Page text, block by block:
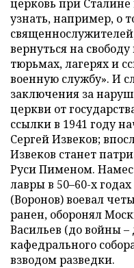
церковь при
узнать, например, о
вернуться на
тюрьмах, лагерях и
военную службу». И
заключения за
церкви от
ссылки в 1941 году
Сергей Извеков;
Извеков станет
Руси Пименом.
лавры в 50–60-х
(Воронов) воевал
ранен, оборонял
Васильев (до войны –
кафедрального
взводом разведки.